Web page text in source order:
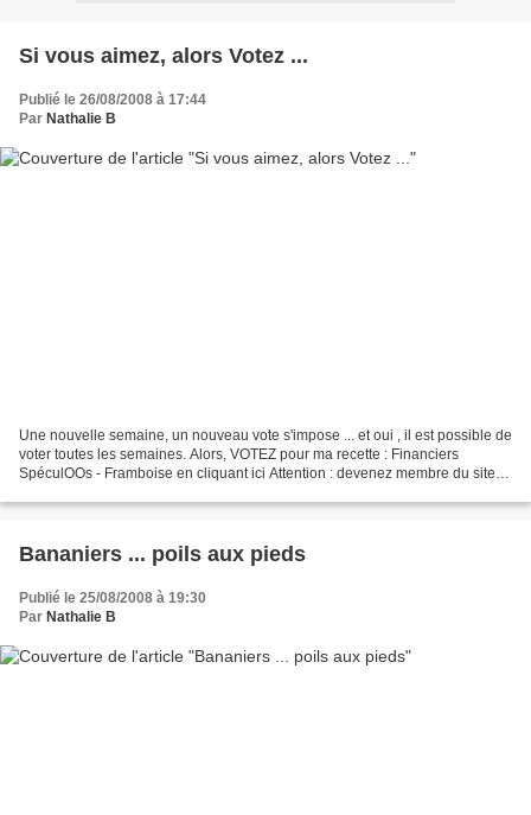
Si vous aimez, alors Votez ...
Publié le 26/08/2008 à 17:44
Par Nathalie B
Une nouvelle semaine, un nouveau vote s'impose ... et oui , il est possible de
voter toutes les semaines. Alors, VOTEZ pour ma recette : Financiers
SpéculOOs - Framboise en cliquant ici Attention : devenez membre du site
Bananiers ... poils aux pieds
Publié le 25/08/2008 à 19:30
Par Nathalie B